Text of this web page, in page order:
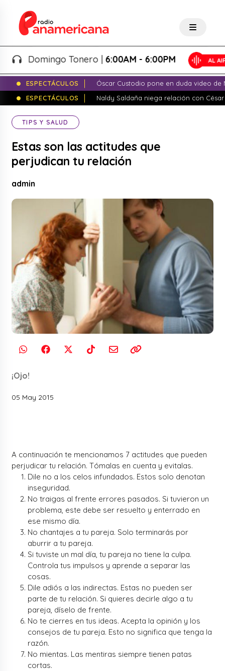
Domingo Tonero |6:00AM - 6:00PM
ESPECTÁCULOS
Óscar Custodio pone en duda video de
ESPECTÁCULOS
Naldy Saldaña niega relación con
TIPS Y SALUD
Estas son las actitudes que
perjudican tu relación
admin
¡Ojo!
05 May 2015
A continuación te mencionamos 7 actitudes que pueden
perjudicar tu relación. Tómalas en cuenta y evitalas.
Dile no a los celos infundados. Estos solo denotan
inseguridad.
No traigas al frente errores pasados. Si tuvieron un
problema, este debe ser resuelto y enterrado en
ese mismo día.
No chantajes a tu pareja. Solo terminarás por
aburrir a tu pareja.
Si tuviste un mal día, tu pareja no tiene la culpa.
Controla tus impulsos y aprende a separar las
cosas.
Dile adiós a las indirectas. Estas no pueden ser
parte de tu relación. Si quieres decirle algo a tu
pareja, díselo de frente.
No te cierres en tus ideas. Acepta la opinión y los
consejos de tu pareja. Esto no significa que tenga la
razón.
No mientas. Las mentiras siempre tienen patas
cortas.